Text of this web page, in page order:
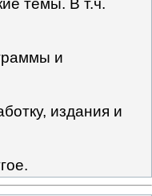
темы. В т.ч.
и
издания и